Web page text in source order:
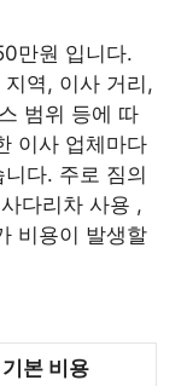
만원 입니다.
역, 이사 거리,
범위 등에 따
이사 업체마다
다. 주로 짐의
다리차 사용 ,
비용이 발생할
기본 비용